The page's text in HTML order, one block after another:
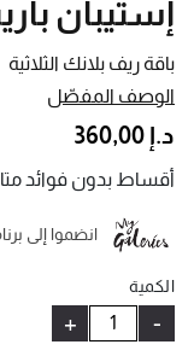
باقة ريف بلانك الثلاثية
إستيبان
الوصف المفصّل
د.إ 360,00
أقساط بدون فوائد
انضموا إلى
الكمية
-
+